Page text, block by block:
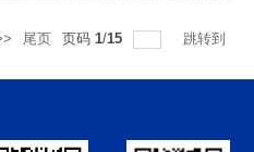
尾页 页码 1/15 跳转到